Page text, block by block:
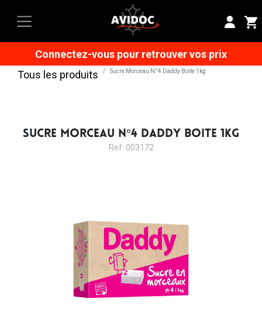
Connectez-vous pour retrouver vos prix
Tous les produits
Sucre Morceau N°4 Daddy Boite 1kg
SUCRE MORCEAU N°4 DADDY BOITE 1KG
Ref: 003172